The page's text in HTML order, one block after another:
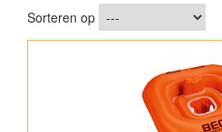
Sorteren op